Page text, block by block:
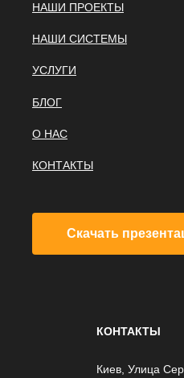
НАШИ ПРОЕКТЫ
НАШИ СИСТЕМЫ
УСЛУГИ
БЛОГ
О НАС
КОНТАКТЫ
Скачать
КОНТАКТЫ
Киев, Улица